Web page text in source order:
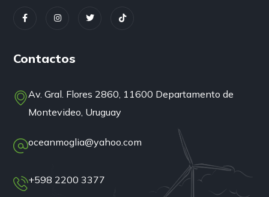
Contactos
Av. Gral. Flores 2860, 11600 Departamento de
Montevideo, Uruguay
oceanmoglia@yahoo.com
+598 2200 3377